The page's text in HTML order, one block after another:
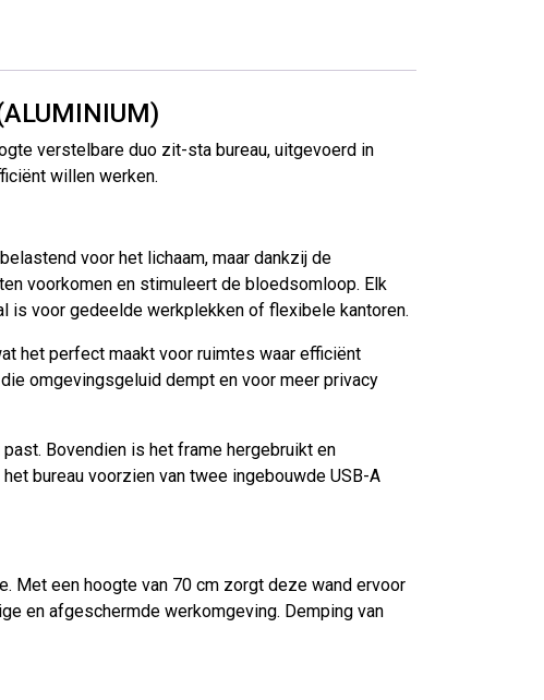
verstelbare duo zit-sta bureau, uitgevoerd in
willen werken.
voor het lichaam, maar dankzij de
voorkomen en stimuleert de bloedsomloop. Elk
is voor gedeelde werkplekken of flexibele kantoren.
het perfect maakt voor ruimtes waar efficiënt
omgevingsgeluid dempt en voor meer privacy
Bovendien is het frame hergebruikt en
bureau voorzien van twee ingebouwde USB-A
Met een hoogte van 70 cm zorgt deze wand ervoor
en afgeschermde werkomgeving. Demping van